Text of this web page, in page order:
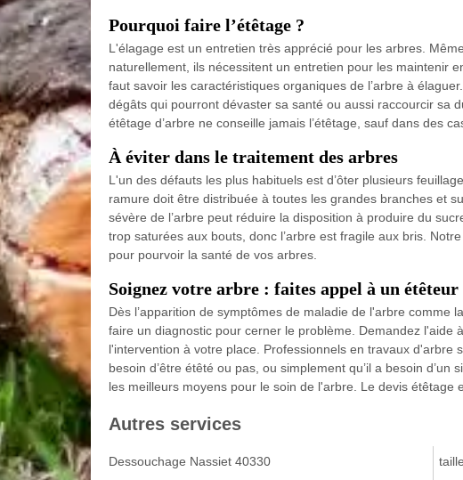
Pourquoi faire l’étêtage ?
L'élagage est un entretien très apprécié pour les arbres.
naturellement, ils nécessitent un entretien pour les maintenir
faut savoir les caractéristiques organiques de l’arbre à
dégâts qui pourront dévaster sa santé ou aussi raccourcir sa
étêtage d’arbre ne conseille jamais l’étêtage, sauf dans des
À éviter dans le traitement des arbres
L'un des défauts les plus habituels est d’ôter plusieurs
ramure doit être distribuée à toutes les grandes branches et
sévère de l’arbre peut réduire la disposition à produire du
trop saturées aux bouts, donc l’arbre est fragile aux bris.
pour pourvoir la santé de vos arbres.
Soignez votre arbre : faites appel à un étêteur
Dès l’apparition de symptômes de maladie de l'arbre comme
faire un diagnostic pour cerner le problème. Demandez l'aide
l'intervention à votre place. Professionnels en travaux d'arbre
besoin d’être étêté ou pas, ou simplement qu’il a besoin
les meilleurs moyens pour le soin de l'arbre. Le devis étêtage
Autres services
Dessouchage Nassiet 40330